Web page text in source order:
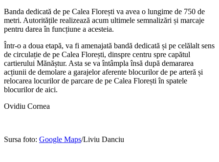
Banda dedicată de pe Calea Florești va avea o lungime de 750 de
metri. Autoritățile realizează acum ultimele semnalizări și marcaje
pentru darea în funcțiune a acesteia.
Într-o a doua etapă, va fi amenajată bandă dedicată și pe celălalt sens
de circulație de pe Calea Florești, dinspre centru spre capătul
cartierului Mănăștur. Asta se va întâmpla însă după demararea
acțiunii de demolare a garajelor aferente blocurilor de pe arteră și
relocarea locurilor de parcare de pe Calea Florești în spatele
blocurilor de aici.
Ovidiu Cornea
Sursa foto: Google Maps/Liviu Danciu